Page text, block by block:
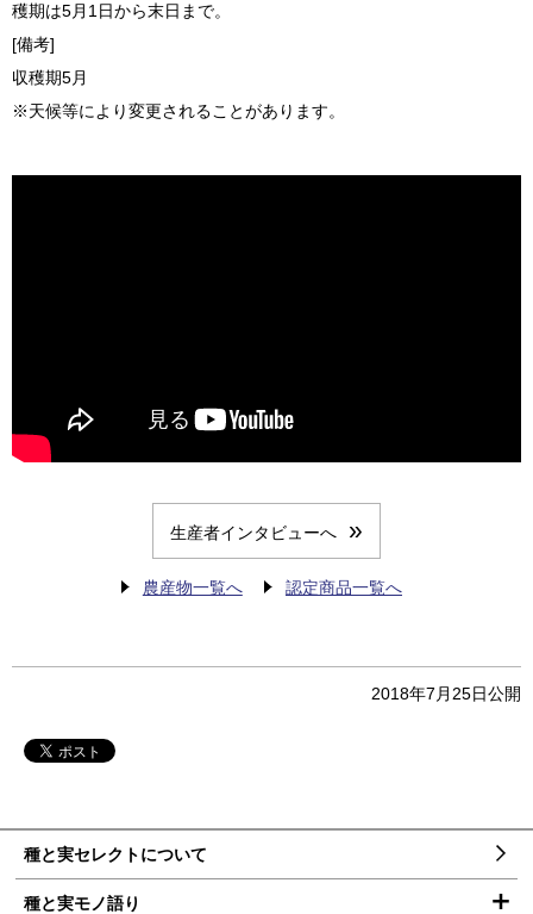
穫期は5月1日から末日まで。
[備考]
収穫期5月
※天候等により変更されることがあります。
生産者インタビューへ
農産物一覧へ 認定商品一覧へ
2018年7月25日公開
ュ
種と実セレクトについて
種と実モノ語り